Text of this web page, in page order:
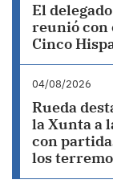
El
reunió con
Cinco
04/08/2026
Rueda
la Xunta a
con
los